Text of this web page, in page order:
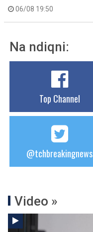
06/08 19:50
Na ndiqni:
Top Channel
@tchbreakingnews
Video »